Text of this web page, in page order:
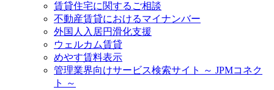
賃貸住宅に関するご相談
不動産賃貸におけるマイナンバー
外国人入居円滑化支援
ウェルカム賃貸
めやす賃料表示
管理業界向けサービス検索サイト ～ JPMコネク
ト ～